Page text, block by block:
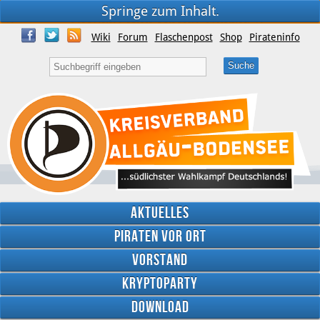
Springe zum Inhalt.
Wiki Forum Flaschenpost Shop Pirateninfo
Aktuelles
Piraten vor Ort
Vorstand
Kryptoparty
Download